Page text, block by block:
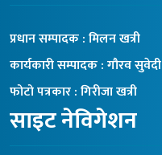
प्रधान सम्पादक : मिलन खत्री
कार्यकारी सम्पादक : गौरव सुवेदी
फोटो पत्रकार : गिरीजा खत्री
साइट नेविगेशन